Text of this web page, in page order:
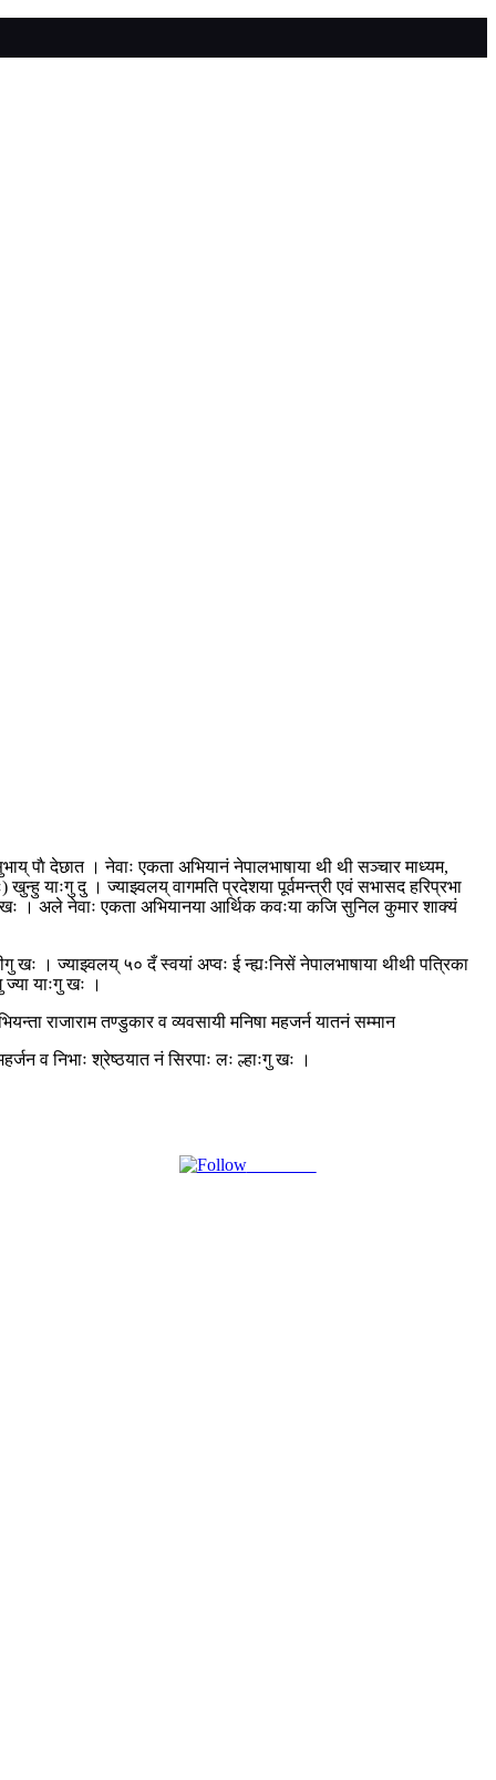
पाै देछात । नेवाः एकता अभियानं नेपालभाषाया थी थी सञ्चार माध्यम,
याःगु दु । ज्याझ्वलय् वागमति प्रदेशया पूर्वमन्त्री एवं सभासद हरिप्रभा
खः । अले नेवाः एकता अभियानया आर्थिक कवःया कजि सुनिल कुमार शाक्यं
। ज्याझ्वलय् ५० दँ स्वयां अप्वः ई न्ह्यःनिसें नेपालभाषाया थीथी पत्रिका
याःगु खः ।
राजाराम तण्डुकार व व्यवसायी मनिषा महजर्न यातनं सम्मान
व निभाः श्रेष्ठयात नं सिरपाः लः ल्हाःगु खः ।
Follow us